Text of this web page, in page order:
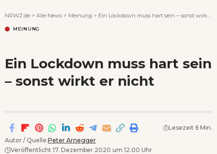
NRWZ.de > Alle News > Meinung > Ein Lockdown muss hart sein – sonst wirkt er nicht
MEINUNG
Ein Lockdown muss hart sein
– sonst wirkt er nicht
Autor / Quelle:Peter Arnegger
Veröffentlicht 17. Dezember 2020 um 12.00 Uhr
Lesezeit 6 Min.